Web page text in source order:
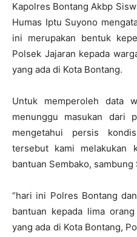
Kapolres Bontang Akbp
Humas Iptu Suyono
ini merupakan bentuk
Polsek Jajaran kepada
yang ada di Kota Bontang.
Untuk memperoleh data
menunggu masukan dari
mengetahui persis
tersebut kami melakukan
bantuan Sembako, sambung
“hari ini Polres Bontang
bantuan kepada lima
yang ada di Kota Bontang,